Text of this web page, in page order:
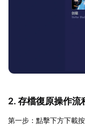
2. 存檔復原操作流
第一步：點擊下方下載